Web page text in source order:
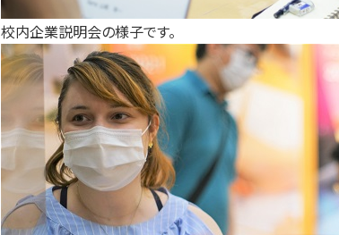
校内企業説明会の様子です。